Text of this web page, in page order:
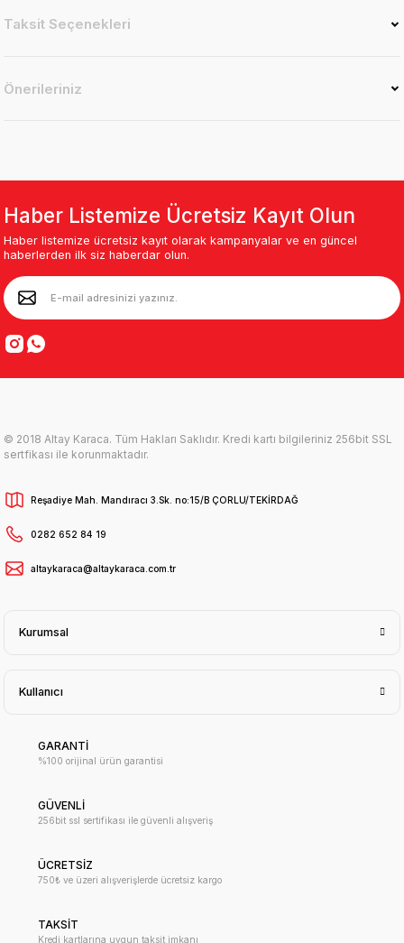
Taksit Seçenekleri
Önerileriniz
Haber Listemize Ücretsiz Kayıt Olun
Haber listemize ücretsiz kayıt olarak kampanyalar ve en güncel
haberlerden ilk siz haberdar olun.
© 2018 Altay Karaca. Tüm Hakları Saklıdır. Kredi kartı bilgileriniz 256bit SSL
sertfikası ile korunmaktadır.
Reşadiye Mah. Mandıracı 3.Sk. no:15/B ÇORLU/TEKİRDAĞ
0282 652 84 19
altaykaraca@altaykaraca.com.tr
Kurumsal
Kullanıcı
GARANTİ
%100 orijinal ürün garantisi
GÜVENLİ
256bit ssl sertifikası ile güvenli alışveriş
ÜCRETSİZ
750₺ ve üzeri alışverişlerde ücretsiz kargo
TAKSİT
Kredi kartlarına uygun taksit imkanı